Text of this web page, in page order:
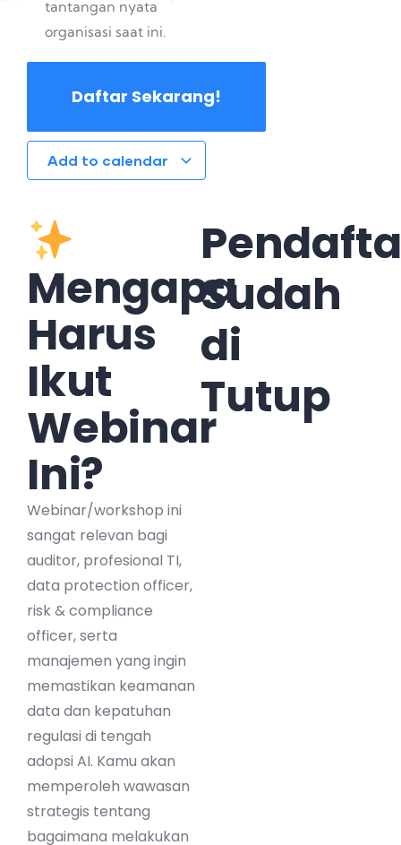
tantangan nyata
organisasi saat ini.
Daftar Sekarang!
Add to calendar
Mengapa
Harus
Ikut
Webinar
Ini?
Webinar/workshop ini
sangat relevan bagi
auditor, profesional TI,
data protection officer,
risk & compliance
officer, serta
manajemen yang ingin
memastikan keamanan
data dan kepatuhan
regulasi di tengah
adopsi AI. Kamu akan
memperoleh wawasan
strategis tentang
bagaimana melakukan
Sudah
di
Tutup